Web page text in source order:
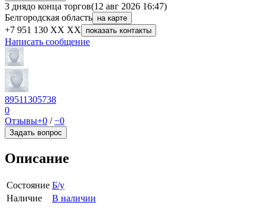
3 днядо конца торгов(12 авг 2026 16:47)
Белгородская область на карте
+7 951 130 XX XX показать контакты
Написать сообщение
89511305738
0
Отзывы+0 /−0
Задать вопрос
Описание
Состояние Б/у
Наличие
В наличии